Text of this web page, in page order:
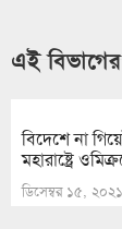
এই
বিদেশে না
মহারাষ্ট্রে
ডিসেম্বর ১৫, ২০২১